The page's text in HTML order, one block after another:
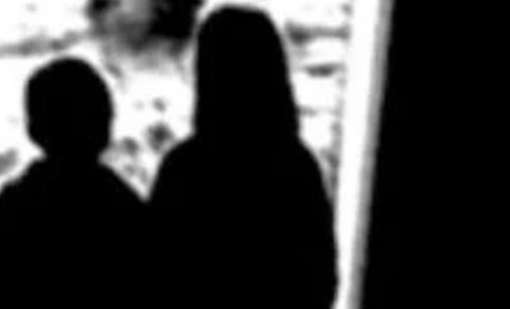
Director
William S.
Hart